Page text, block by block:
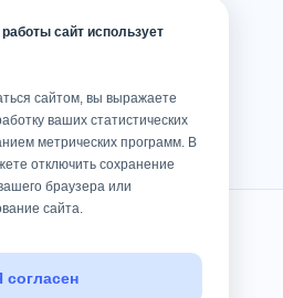
сайт использует
сайтом, вы выражаете
ваших статистических
метрических программ. В
отключить сохранение
браузера или
сайта.
согласен